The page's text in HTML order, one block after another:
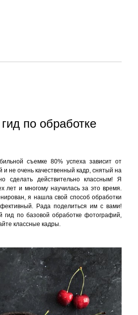
по обработке
съемке 80% успеха зависит от
не очень качественный кадр, снятый на
сделать действительно классным! Я
лет и многому научилась за это время.
я нашла свой способ обработки
Рада поделиться им с вами!
гид по базовой обработке фотографий,
классные кадры.